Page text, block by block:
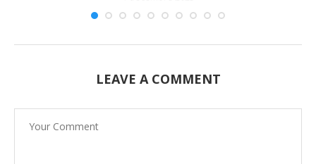
LEAVE A COMMENT